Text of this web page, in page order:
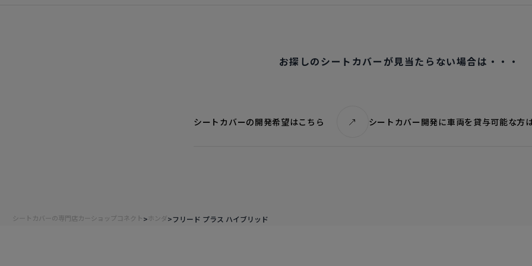
お探しのシートカバーが見当たらない場合は・・・
シートカバーの開発希望はこちら シートカバー開発に車両を貸与可能な方
シートカバーの専門店カーショップコネクト ホンダ フリード プラス ハイブリッド